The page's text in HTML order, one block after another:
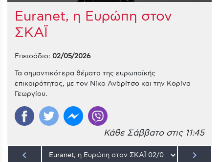
Euranet, η Ευρώπη στον
ΣΚΑΪ
Επεισόδιο: 02/05/2026
Τα σημαντικότερα θέματα της ευρωπαϊκής
επικαιρότητας, με τον Νίκο Ανδρίτσο και την Κορίνα
Γεωργίου.
Κάθε Σάββατο στις 11:45
keyboard_arrow_left keyboard_arrow_right